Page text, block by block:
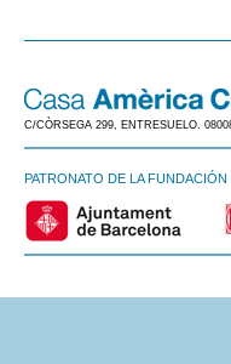
C/CÒRSEGA 299, ENTRESUELO.
PATRONATO DE LA FUNDACIÓN